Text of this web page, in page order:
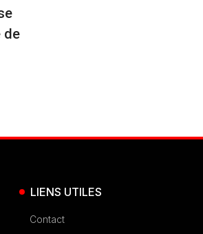
de
LIENS UTILES
Contact